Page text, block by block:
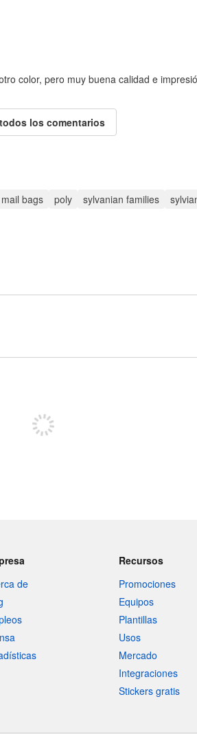
color, pero muy buena calidad e
los comentarios
mail bags poly sylvanian families
de
Recursos
Promociones
Equipos
Plantillas
Usos
Mercado
Integraciones
Stickers gratis